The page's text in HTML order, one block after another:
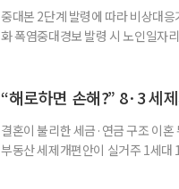
중대본 2단계 발령에 따라 비상대
화 폭염중대경보 발령 시 노인일자
책본부(중대본) 2단계(심각)가 발령
“해로하면 손해?” 8·3 세
결혼이 불리한 세금·연금 구조 이
부동산 세제개편안이 실거주 1세대